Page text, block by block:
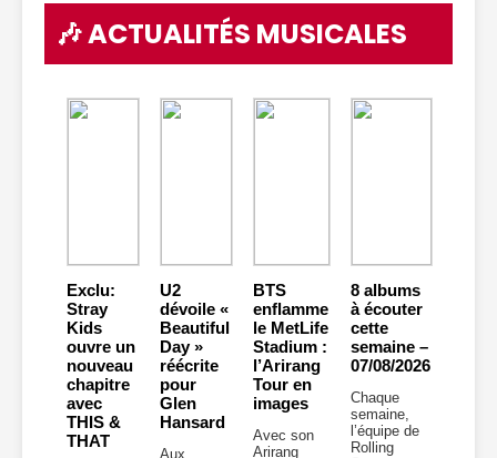
🎶 ACTUALITÉS MUSICALES
Exclu:
Stray
Kids
ouvre un
nouveau
chapitre
avec
THIS &
THAT
U2
dévoile «
Beautiful
Day »
réécrite
pour
Glen
Hansard
Aux
BTS
enflamme
le MetLife
Stadium :
l’Arirang
Tour en
images
Avec son
Arirang
8 albums
à écouter
cette
semaine –
07/08/2026
Chaque
semaine,
l’équipe de
Rolling